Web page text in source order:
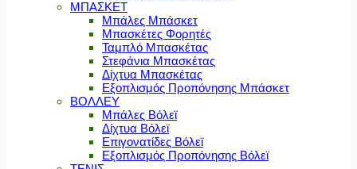
ΜΠΑΣΚΕΤ
Μπάλες Μπάσκετ
Μπασκέτες Φορητές
Ταμπλό Μπασκέτας
Στεφάνια Μπασκέτας
Δίχτυα Μπασκέτας
Εξοπλισμός Προπόνησης Μπάσκετ
ΒΟΛΛΕΥ
Μπάλες Βόλεϊ
Δίχτυα Βόλεϊ
Επιγονατίδες Βόλεϊ
Εξοπλισμός Προπόνησης Βόλεϊ